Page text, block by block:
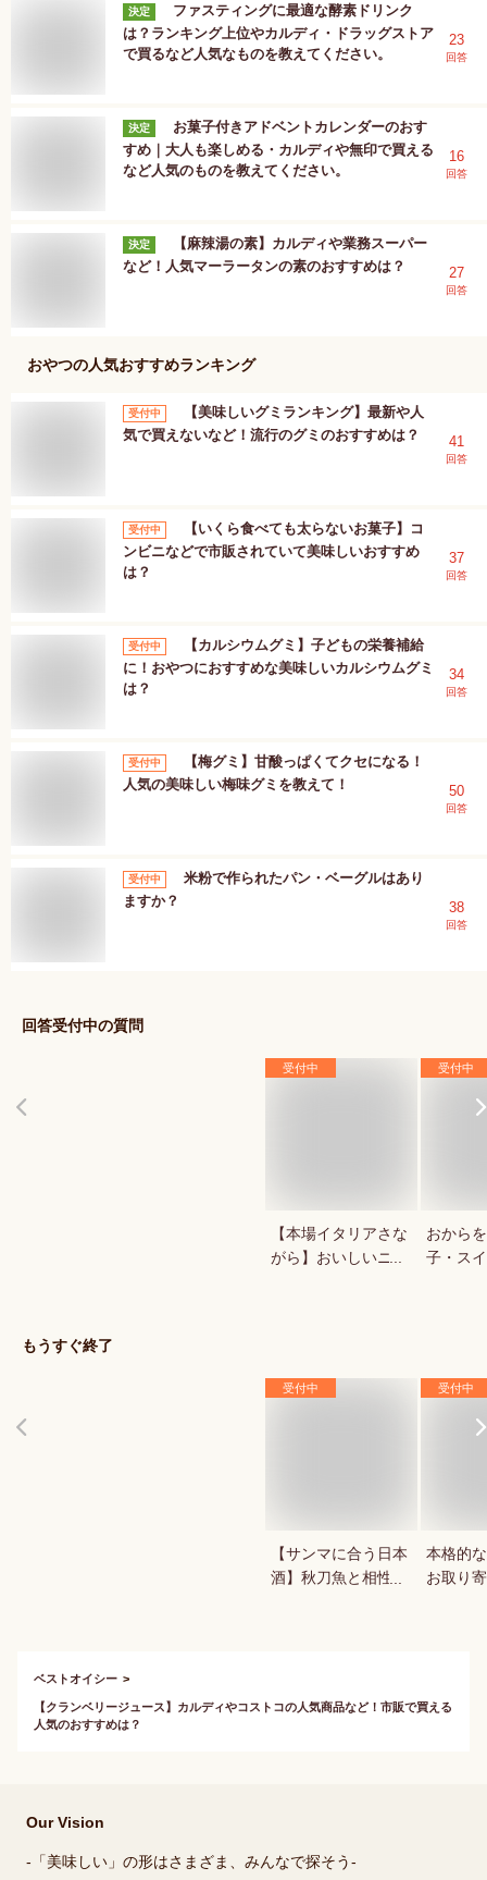
決定
ファスティングに最適な酵素ドリンク
は？ランキング上位やカルディ・ドラッグストア
で買るなど人気なものを教えてください。
23
回答
決定
お菓子付きアドベントカレンダーのおす
すめ｜大人も楽しめる・カルディや無印で買える
など人気のものを教えてください。
16
回答
決定
【麻辣湯の素】カルディや業務スーパー
など！人気マーラータンの素のおすすめは？
27
回答
おやつの人気おすすめランキング
受付中
【美味しいグミランキング】最新や人
気で買えないなど！流行のグミのおすすめは？
41
回答
受付中
【いくら食べても太らないお菓子】コ
ンビニなどで市販されていて美味しいおすすめ
は？
37
回答
受付中
【カルシウムグミ】子どもの栄養補給
に！おやつにおすすめな美味しいカルシウムグミ
は？
34
回答
受付中
【梅グミ】甘酸っぱくてクセになる！
人気の美味しい梅味グミを教えて！
50
回答
受付中
米粉で作られたパン・ベーグルはあり
ますか？
38
回答
回答受付中の質問
受付中
【本場イタリアさな
がら】おいしいニョ
受付中
おから
子・ス
もうすぐ終了
受付中
【サンマに合う日本
酒】秋刀魚と相性抜
受付中
本格的
お取り
ベストオイシー
【クランベリージュース】カルディやコストコの人気商品など！市販で買える
人気のおすすめは？
Our Vision
-「美味しい」の形はさまざま、みんなで探そう-